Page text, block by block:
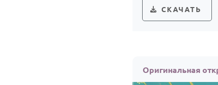
СКАЧАТЬ
Оригинальная